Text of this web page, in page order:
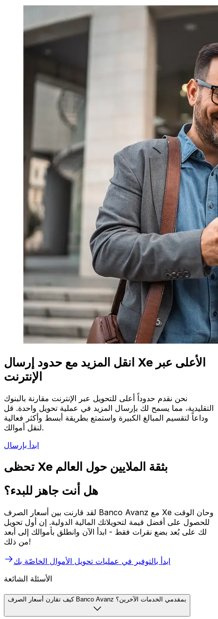
انقل المزيد مع حدود إرسال Xe الأعلى عبر
الإنترنت
نحن نقدم حدوداً أعلى للتحويل عبر الإنترنت مقارنة بالبنوك
التقليدية، مما يسمح لك بإرسال المزيد في عملية تحويل واحدة. قل
وداعاً لتقسيم المبالغ الكبيرة واستمتع بطريقة أبسط وأكثر فعالية
لنقل أموالك.
ابدأ بإرسال
تحظى Xe بثقة الملايين حول العالم
هل أنت جاهز للبدء؟
لقد قارنت بين أسعار الصرف Banco Avanz مع Xe وحان الوقت
للحصول على أفضل قيمة لتحويلاتك المالية الدولية. إن أول تحويل
لك على بُعد بضع نقرات فقط - ابدأ الآن وانطلق بأموالك إلى أبعد
من ذلك!
ابدأ بالتوفير في عمليات تحويل الأموال الخاصّة بك
الأسئلة الشائعة
كيف تقارن أسعار الصرف Banco Avanz بمقدمي الخدمات الآخرين؟